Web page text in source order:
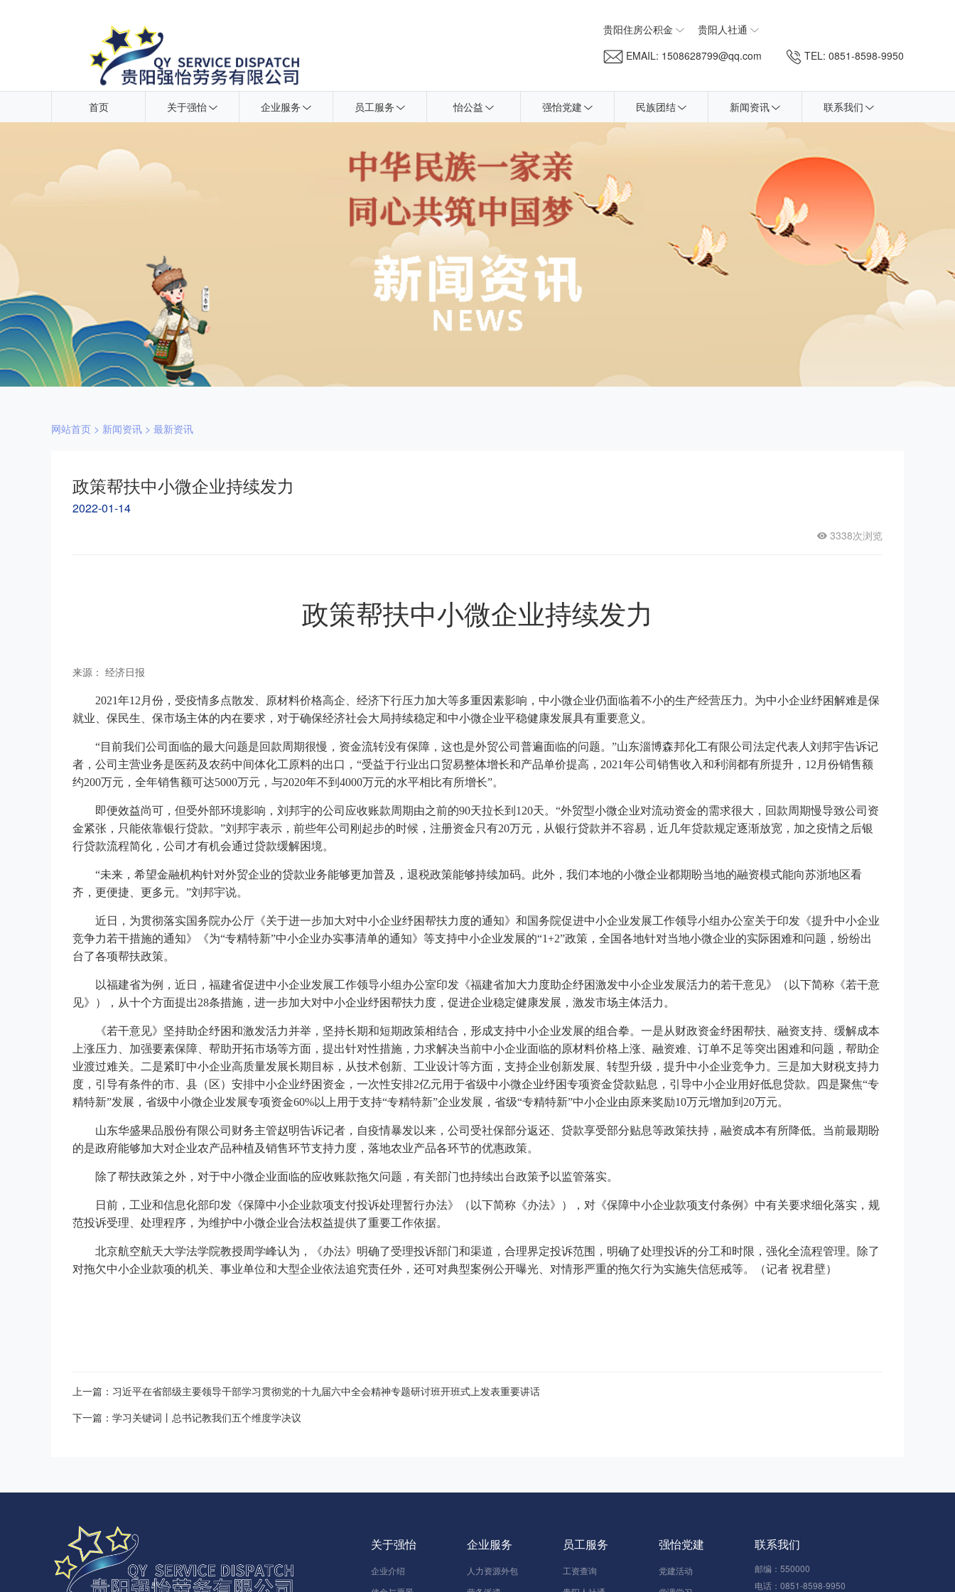
贵阳住房公积金
贵阳人社通
EMAIL: 1508628799@qq.com
TEL: 0851-8598-9950
首页 关于强怡 企业服务 员工服务 怡公益 强怡党建 民族团结 新闻资讯 联系我们
网站首页 > 新闻资讯 > 最新资讯
政策帮扶中小微企业持续发力
2022-01-14
3338次浏览
政策帮扶中小微企业持续发力
来源： 经济日报
2021年12月份，受疫情多点散发、原材料价格高企、经济下行压力加大等多重因素影响，中小微企业仍面临着不小的生产经营压力。为中小企业纾困解难是保
就业、保民生、保市场主体的内在要求，对于确保经济社会大局持续稳定和中小微企业平稳健康发展具有重要意义。
“目前我们公司面临的最大问题是回款周期很慢，资金流转没有保障，这也是外贸公司普遍面临的问题。”山东淄博森邦化工有限公司法定代表人刘邦宇告诉记
者，公司主营业务是医药及农药中间体化工原料的出口，“受益于行业出口贸易整体增长和产品单价提高，2021年公司销售收入和利润都有所提升，12月份销售额
约200万元，全年销售额可达5000万元，与2020年不到4000万元的水平相比有所增长”。
即便效益尚可，但受外部环境影响，刘邦宇的公司应收账款周期由之前的90天拉长到120天。“外贸型小微企业对流动资金的需求很大，回款周期慢导致公司资
金紧张，只能依靠银行贷款。”刘邦宇表示，前些年公司刚起步的时候，注册资金只有20万元，从银行贷款并不容易，近几年贷款规定逐渐放宽，加之疫情之后银
行贷款流程简化，公司才有机会通过贷款缓解困境。
“未来，希望金融机构针对外贸企业的贷款业务能够更加普及，退税政策能够持续加码。此外，我们本地的小微企业都期盼当地的融资模式能向苏浙地区看
齐，更便捷、更多元。”刘邦宇说。
近日，为贯彻落实国务院办公厅《关于进一步加大对中小企业纾困帮扶力度的通知》和国务院促进中小企业发展工作领导小组办公室关于印发《提升中小企业
竞争力若干措施的通知》《为“专精特新”中小企业办实事清单的通知》等支持中小企业发展的“1+2”政策，全国各地针对当地小微企业的实际困难和问题，纷纷出
台了各项帮扶政策。
以福建省为例，近日，福建省促进中小企业发展工作领导小组办公室印发《福建省加大力度助企纾困激发中小企业发展活力的若干意见》（以下简称《若干意
见》），从十个方面提出28条措施，进一步加大对中小企业纾困帮扶力度，促进企业稳定健康发展，激发市场主体活力。
《若干意见》坚持助企纾困和激发活力并举，坚持长期和短期政策相结合，形成支持中小企业发展的组合拳。一是从财政资金纾困帮扶、融资支持、缓解成本
上涨压力、加强要素保障、帮助开拓市场等方面，提出针对性措施，力求解决当前中小企业面临的原材料价格上涨、融资难、订单不足等突出困难和问题，帮助企
业渡过难关。二是紧盯中小企业高质量发展长期目标，从技术创新、工业设计等方面，支持企业创新发展、转型升级，提升中小企业竞争力。三是加大财税支持力
度，引导有条件的市、县（区）安排中小企业纾困资金，一次性安排2亿元用于省级中小微企业纾困专项资金贷款贴息，引导中小企业用好低息贷款。四是聚焦“专
精特新”发展，省级中小微企业发展专项资金60%以上用于支持“专精特新”企业发展，省级“专精特新”中小企业由原来奖励10万元增加到20万元。
山东华盛果品股份有限公司财务主管赵明告诉记者，自疫情暴发以来，公司受社保部分返还、贷款享受部分贴息等政策扶持，融资成本有所降低。当前最期盼
的是政府能够加大对企业农产品种植及销售环节支持力度，落地农业产品各环节的优惠政策。
除了帮扶政策之外，对于中小微企业面临的应收账款拖欠问题，有关部门也持续出台政策予以监管落实。
日前，工业和信息化部印发《保障中小企业款项支付投诉处理暂行办法》（以下简称《办法》），对《保障中小企业款项支付条例》中有关要求细化落实，规
范投诉受理、处理程序，为维护中小微企业合法权益提供了重要工作依据。
北京航空航天大学法学院教授周学峰认为，《办法》明确了受理投诉部门和渠道，合理界定投诉范围，明确了处理投诉的分工和时限，强化全流程管理。除了
对拖欠中小企业款项的机关、事业单位和大型企业依法追究责任外，还可对典型案例公开曝光、对情形严重的拖欠行为实施失信惩戒等。（记者 祝君壁）
上一篇：习近平在省部级主要领导干部学习贯彻党的十九届六中全会精神专题研讨班开班式上发表重要讲话
下一篇：学习关键词丨总书记教我们五个维度学决议
关于强怡
企业介绍
企业服务
人力资源外包
员工服务
工资查询
强怡党建
党建活动
联系我们
邮编：550000
电话：0851-8598-9950